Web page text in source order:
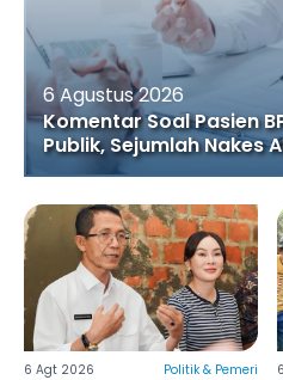
6 Agustus 2026
Komentar Soal Pasien
Publik, Sejumlah Nakes
6 Agt 2026 Politik & Pemeri